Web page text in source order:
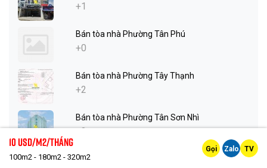
+1
Bán tòa nhà Phường Tân Phú
+0
Bán tòa nhà Phường Tây Thạnh
+2
Bán tòa nhà Phường Tân Sơn Nhì
+3
Bán tòa nhà Phường Phú Thọ Hòa
10 Usd/m2/tháng
100m2 - 180m2 - 320m2
Gọi Zalo TV